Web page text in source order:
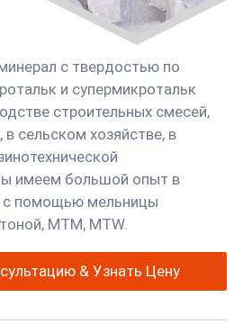
с твердостью по
и супермикротальк
строительных смесей,
в сельском хозяйстве, в
имеем большой опыт в
с помощью мельницы
MTM, MTW.
& Узнать Цену